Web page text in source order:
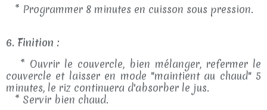
* Programmer 8 minutes en cuisson sous pression.
6. Finition :
* Ouvrir le couvercle, bien mélanger, refermer le
couvercle et laisser en mode "maintient au chaud" 5
minutes, le riz continuera d'absorber le jus.
* Servir bien chaud.